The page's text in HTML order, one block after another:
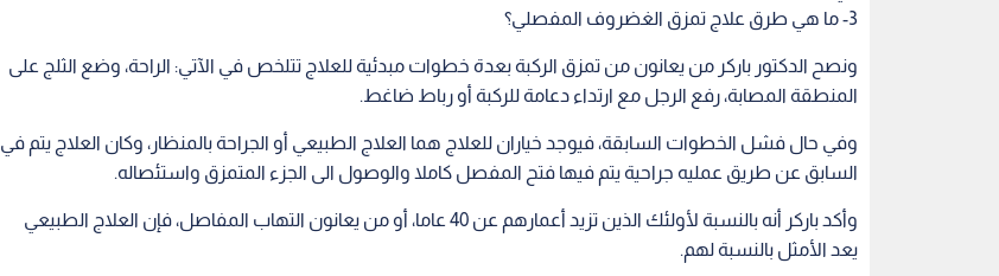
3- ما هي طرق علاج تمزق الغضروف المفصلي؟
ونصح الدكتور باركر من يعانون من تمزق الركبة بعدة خطوات مبدئية للعلاج تتلخص في الآتي: الراحة، وضع الثلج على
المنطقة المصابة، رفع الرجل مع ارتداء دعامة للركبة أو رباط ضاغط.
وفي حال فشل الخطوات السابقة، فيوجد خياران للعلاج هما العلاج الطبيعي أو الجراحة بالمنظار، وكان العلاج يتم في
السابق عن طريق عمليه جراحية يتم فيها فتح المفصل كاملا والوصول الى الجزء المتمزق واستئصاله.
وأكد باركر أنه بالنسبة لأولئك الذين تزيد أعمارهم عن 40 عاما، أو من يعانون التهاب المفاصل، فإن العلاج الطبيعي
يعد الأمثل بالنسبة لهم.